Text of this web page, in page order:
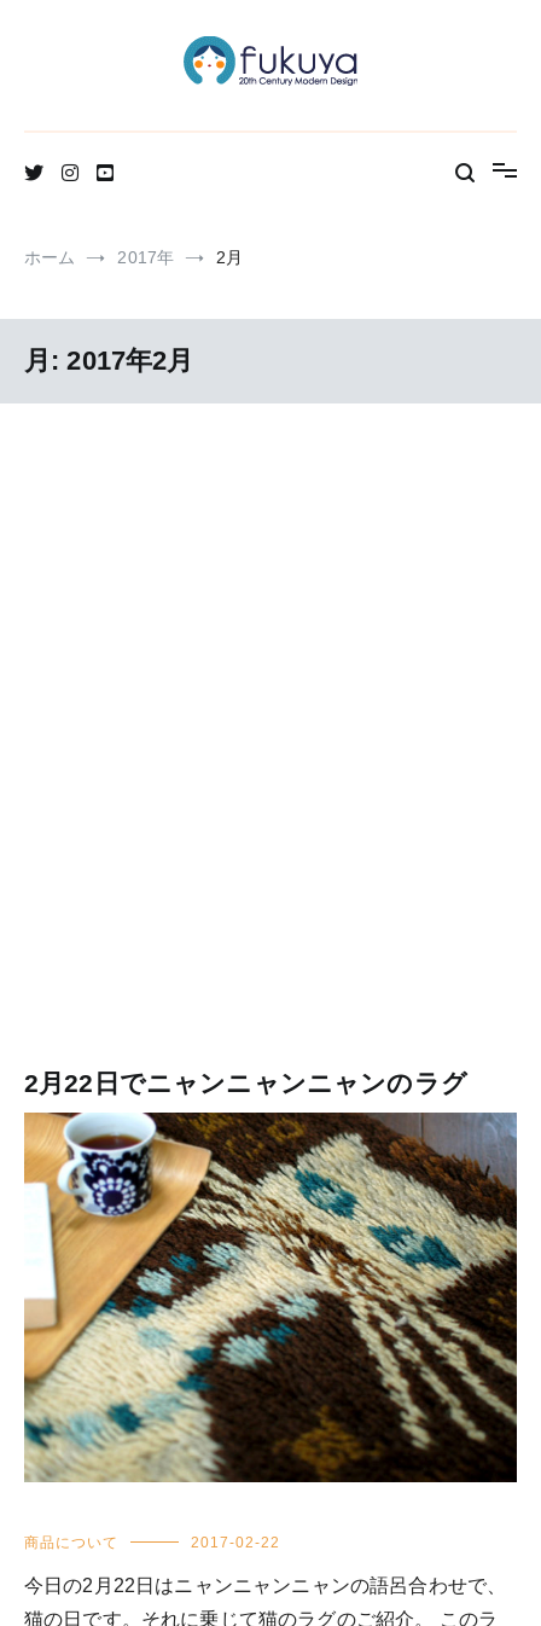
ホーム 2017年 2月
月:2017年2月
2月22日でニャンニャンニャンのラグ
商品について 2017-02-22
今日の2月22日はニャンニャンニャンの語呂合わせで、
猫の日です。それに乗じて猫のラグのご紹介。 このラ